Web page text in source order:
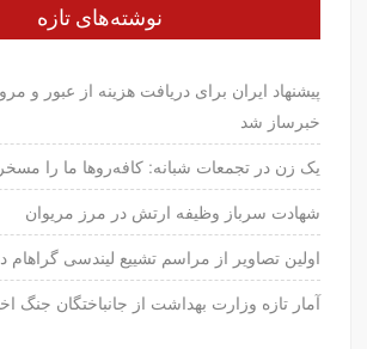
نوشته‌های تازه
پیشنهاد ایران برای دریافت هزینه از عبور و
خبرساز شد
یک زن در تجمعات شبانه: کافه‌روها ما را
شهادت سرباز وظیفه ارتش در مرز مریوان
اولین تصاویر از مراسم تشییع لیندسی گراهام
آمار تازه وزارت بهداشت از جانباختگان جنگ